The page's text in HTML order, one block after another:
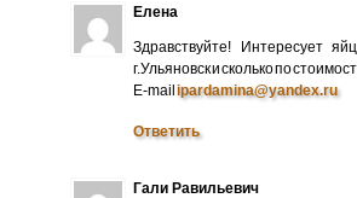
Елена
Здравствуйте! Интересует
г.Ульяновск и сколько по
E-mailipardamina@yandex.ru
Ответить
Гали Равильевич